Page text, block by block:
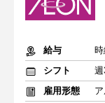
給与
シフト
雇用形態